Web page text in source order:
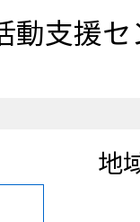
動支援セ
地